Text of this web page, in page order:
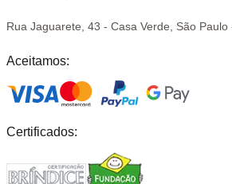
Rua Jaguarete, 43 - Casa Verde, São Paulo
Aceitamos:
Certificados: